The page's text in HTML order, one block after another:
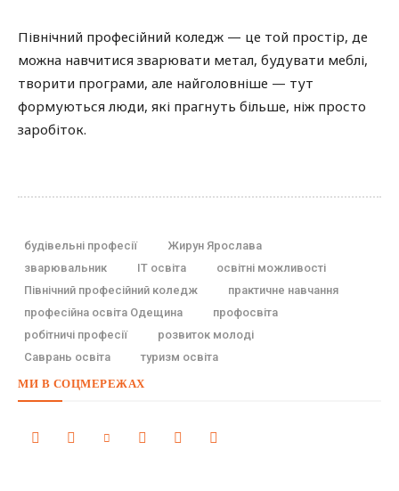
Північний професійний коледж — це той простір, де
можна навчитися зварювати метал, будувати меблі,
творити програми, але найголовніше — тут
формуються люди, які прагнуть більше, ніж просто
заробіток.
будівельні професії
Жирун Ярослава
зварювальник
ІТ освіта
освітні можливості
Північний професійний коледж
практичне навчання
професійна освіта Одещина
профосвіта
робітничі професії
розвиток молоді
Саврань освіта
туризм освіта
МИ В СОЦМЕРЕЖАХ